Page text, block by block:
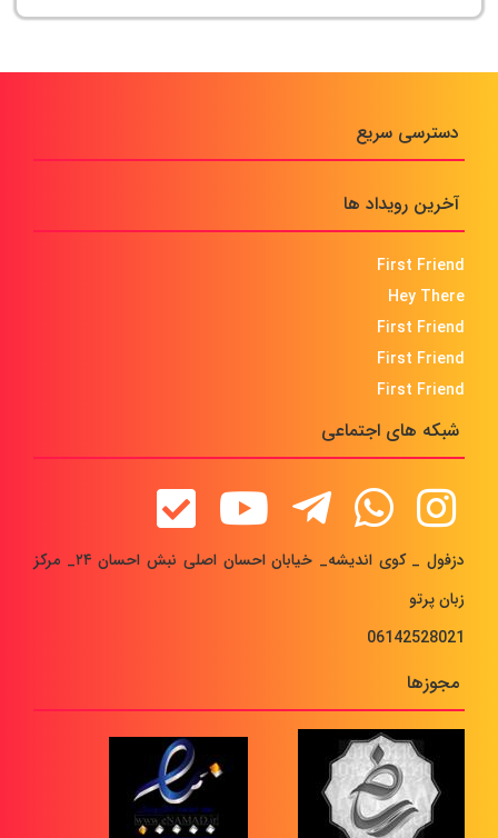
دسترسی سریع
آخرین رویداد ها
First Friend
Hey There
First Friend
First Friend
First Friend
شبکه های اجتماعی
دزفول _ کوی اندیشه_ خیابان احسان اصلی نبش احسان ۲۴_ مرکز
زبان پرتو
06142528021
مجوزها